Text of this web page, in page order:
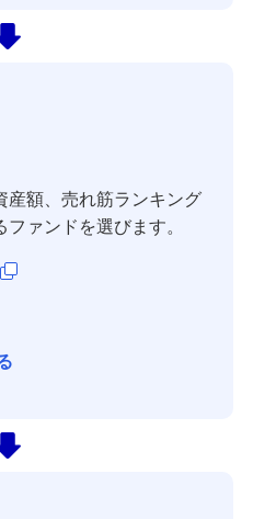
産額、売れ筋ランキング
ァンドを選びます。